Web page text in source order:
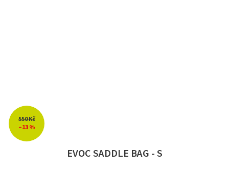
550 Kč
–13 %
EVOC SADDLE BAG - S